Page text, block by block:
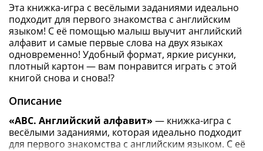
Эта книжка-игра с весёлыми заданиями идеально
подходит для первого знакомства с английским
языком! С её помощью малыш выучит английский
алфавит и самые первые слова на двух языках
одновременно! Удобный формат, яркие рисунки,
плотный картон — вам понравится играть с этой
книгой снова и снова!?
Описание
«ABC. Английский алфавит» — книжка-игра с
весёлыми заданиями, которая идеально подходит
для первого знакомства с английским языком. С её